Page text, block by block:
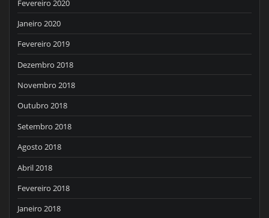
Fevereiro 2020
Janeiro 2020
Fevereiro 2019
Dezembro 2018
Novembro 2018
Outubro 2018
Setembro 2018
Agosto 2018
Abril 2018
Fevereiro 2018
Janeiro 2018